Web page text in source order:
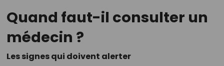
Quand faut-il consulter un
médecin ?
Les signes qui doivent alerter